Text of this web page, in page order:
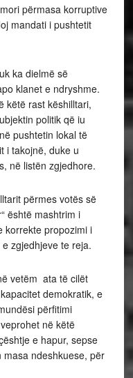
përmasa korruptive
mandati i pushtetit
ka dielmë së
klanet e ndryshme.
këtë rast këshilltari,
politik që iu
pushtetin lokal të
i takojnë, duke u
në listën zgjedhore.
përmes votës së
është mashtrim i
korrekte propozimi i
zgjedhjeve te reja.
vetëm ata të cilët
demokratik, e
përfitimi
në këtë
e hapur, sepse
masa ndeshkuese, për